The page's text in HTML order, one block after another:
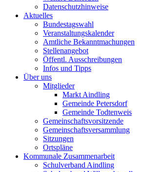
Datenschutzhinweise
Aktuelles
Bundestagswahl
Veranstaltungskalender
Amtliche Bekanntmachungen
Stellenangebot
Öffentl. Ausschreibungen
Infos und Tipps
Über uns
Mitglieder
Markt Aindling
Gemeinde Petersdorf
Gemeinde Todtenweis
Gemeinschaftsvorsitzende
Gemeinschaftsversammlung
Sitzungen
Ortspläne
Kommunale Zusammenarbeit
Schulverband Aindling